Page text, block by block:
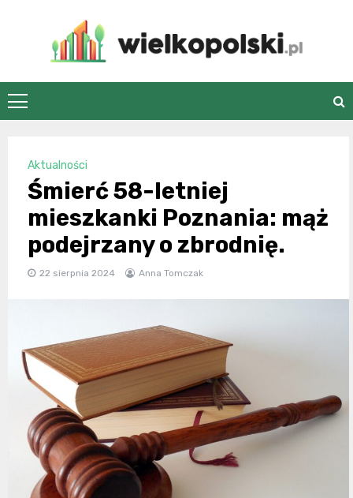
wielkopolski.pl
Aktualności
Śmierć 58-letniej
mieszkanki Poznania: mąż
podejrzany o zbrodnię.
22 sierpnia 2024 Anna Tomczak